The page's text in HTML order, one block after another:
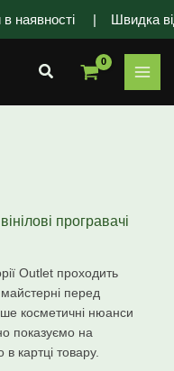
в наявності | Швидка
Пошук
програвачі
Outlet проходить
перед
косметичні нюанси
показуємо на
картці товару.